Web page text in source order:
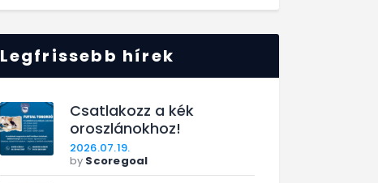
Legfrissebb hírek
Csatlakozz a kék
oroszlánokhoz!
2026.07.19.
by Scoregoal